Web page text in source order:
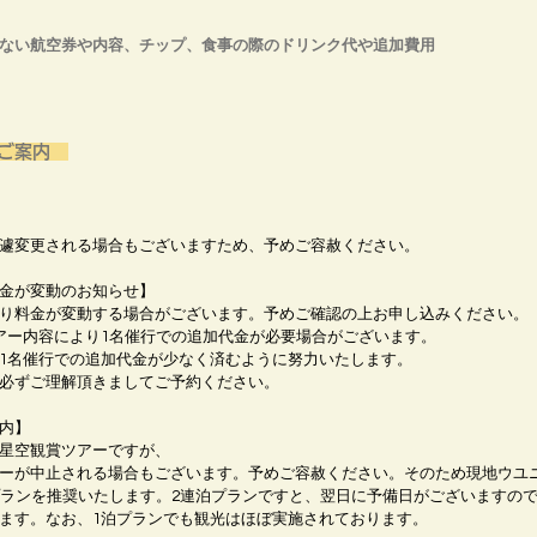
い航空券や内容、チップ、食事の際のドリンク代や追加費用
案内
変更される場合もございますため、予めご容赦ください。
が変動のお知らせ】
料金が変動する場合がございます。予めご確認の上お申し込みください。
内容により1名催行での追加代金が必要場合がございます。
催行での追加代金が少なく済むように努力いたします。
ずご理解頂きましてご予約ください。
】
空観賞ツアーですが、
が中止される場合もございます。予めご容赦ください。そのため現地ウユ
ンを推奨いたします。2連泊プランですと、翌日に予備日がございますの
す。なお、1泊プランでも観光はほぼ実施されております。